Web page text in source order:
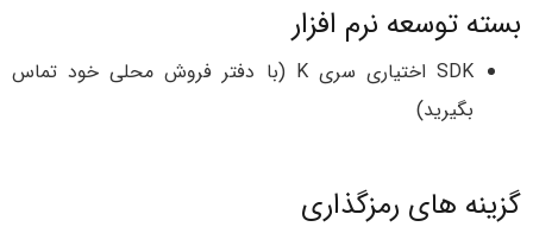
بسته توسعه نرم افزار
SDK اختیاری سری K (با دفتر فروش محلی خود تماس
بگیرید)
گزینه های رمزگذاری